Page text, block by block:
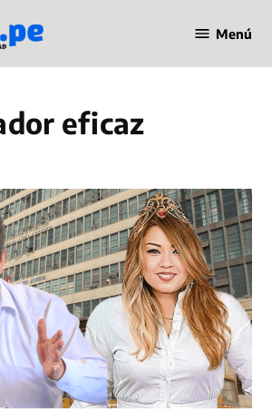
en Línea
Menú
eficaz